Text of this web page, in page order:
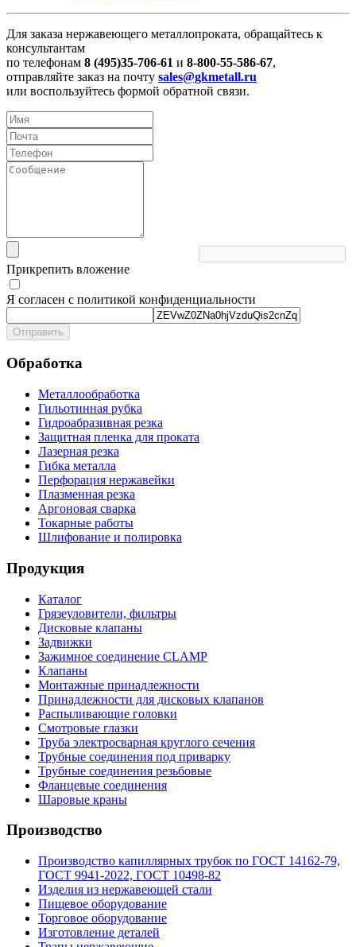
Для заказа нержавеющего металлопроката, обращайтесь к
консультантам
по телефонам 8 (495)35-706-61 и 8-800-55-586-67,
отправляйте заказ на почту sales@gkmetall.ru
или воспользуйтесь формой обратной связи.
Прикрепить вложение
Я согласен с политикой конфиденциальности
Отправить
Обработка
Металлообработка
Гильотинная рубка
Гидроабразивная резка
Защитная пленка для проката
Лазерная резка
Гибка металла
Перфорация нержавейки
Плазменная резка
Аргоновая сварка
Токарные работы
Шлифование и полировка
Продукция
Каталог
Грязеуловители, фильтры
Дисковые клапаны
Задвижки
Зажимное соединение CLAMP
Клапаны
Монтажные принадлежности
Принадлежности для дисковых клапанов
Распыливающие головки
Смотровые глазки
Труба электросварная круглого сечения
Трубные соединения под приварку
Трубные соединения резьбовые
Фланцевые соединения
Шаровые краны
Производство
Производство капиллярных трубок по ГОСТ 14162-79,
ГОСТ 9941-2022, ГОСТ 10498-82
Изделия из нержавеющей стали
Пищевое оборудование
Торговое оборудование
Изготовление деталей